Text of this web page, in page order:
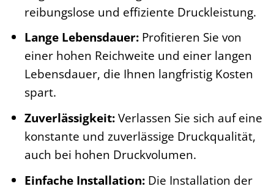
reibungslose und effiziente Druckleistung.
Lange Lebensdauer:Profitieren Sie von
einer hohen Reichweite und einer langen
Lebensdauer, die Ihnen langfristig Kosten
spart.
Zuverlässigkeit:Verlassen Sie sich auf eine
konstante und zuverlässige Druckqualität,
auch bei hohen Druckvolumen.
Einfache Installation:Die Installation der